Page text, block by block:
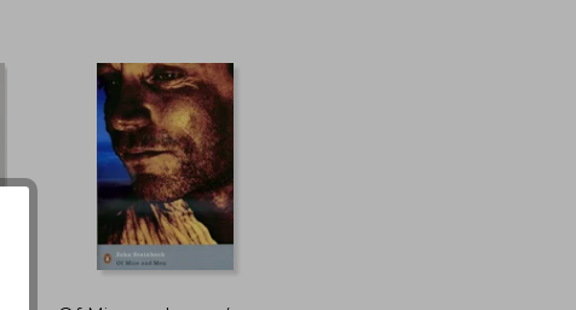
$ 32.930
$ 29.637
10%
dcto.